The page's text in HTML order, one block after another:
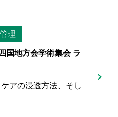
理
国地方会学術集会 ラ
アの浸透方法、そし